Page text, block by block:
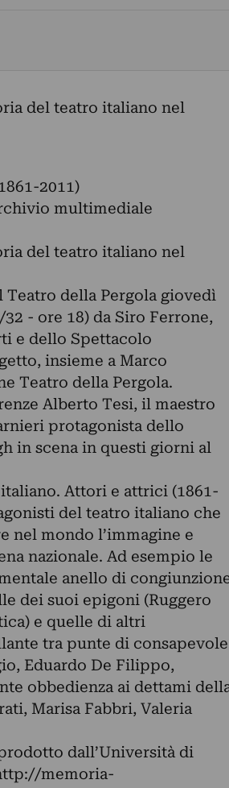
del teatro italiano nel
2011)
multimediale
del teatro italiano nel
della Pergola giovedì
- ore 18) da Siro Ferrone,
e dello Spettacolo
insieme a Marco
Teatro della Pergola.
Alberto Tesi, il maestro
protagonista dello
in scena in questi giorni al
Attori e attrici (1861-
del teatro italiano che
nel mondo l’immagine e
nazionale. Ad esempio le
anello di
dei suoi epigoni (Ruggero
e quelle di altri
tra punte di consapevole
Eduardo De Filippo,
obbedienza ai dettami
Marisa Fabbri, Valeria
dall’Università di
memoria-